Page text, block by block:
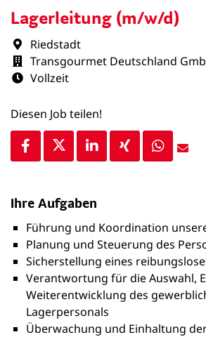
Lagerleitung (m/w/d)
Riedstadt
Transgourmet Deutschland
Vollzeit
Diesen Job teilen!
Ihre Aufgaben
Führung und Koordination
Planung und Steuerung des
Sicherstellung eines
Verantwortung für die Auswahl,
Weiterentwicklung des
Lagerpersonals
Überwachung und Einhaltung